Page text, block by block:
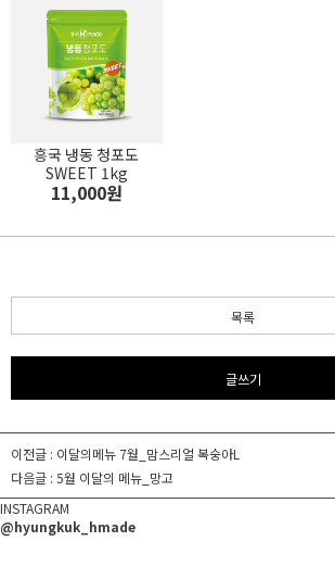
흥국 냉동 청포도
SWEET 1kg
11,000원
목록
글쓰기
이전글 : 이달의메뉴 7월_맘스리얼 복숭아L
다음글 : 5월 이달의 메뉴_망고
INSTAGRAM
@hyungkuk_hmade